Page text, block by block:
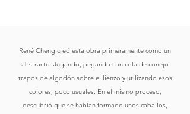
René Cheng creó esta obra primeramente como un
abstracto. Jugando, pegando con cola de conejo
trapos de algodón sobre el lienzo y utilizando esos
colores, poco usuales. En el mismo proceso,
descubrió que se habían formado unos caballos,